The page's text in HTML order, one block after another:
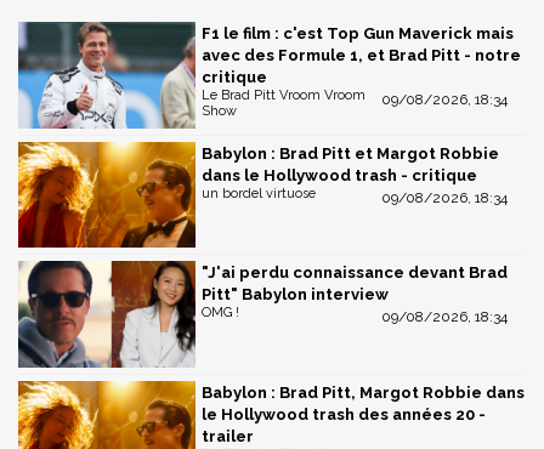
F1 le film : c'est Top Gun Maverick mais
avec des Formule 1, et Brad Pitt - notre
critique
09/08/2026, 18:34
Le Brad Pitt Vroom Vroom
Show
Babylon : Brad Pitt et Margot Robbie
dans le Hollywood trash - critique
09/08/2026, 18:34
un bordel virtuose
"J'ai perdu connaissance devant Brad
Pitt" Babylon interview
09/08/2026, 18:34
OMG !
Babylon : Brad Pitt, Margot Robbie dans
le Hollywood trash des années 20 -
trailer